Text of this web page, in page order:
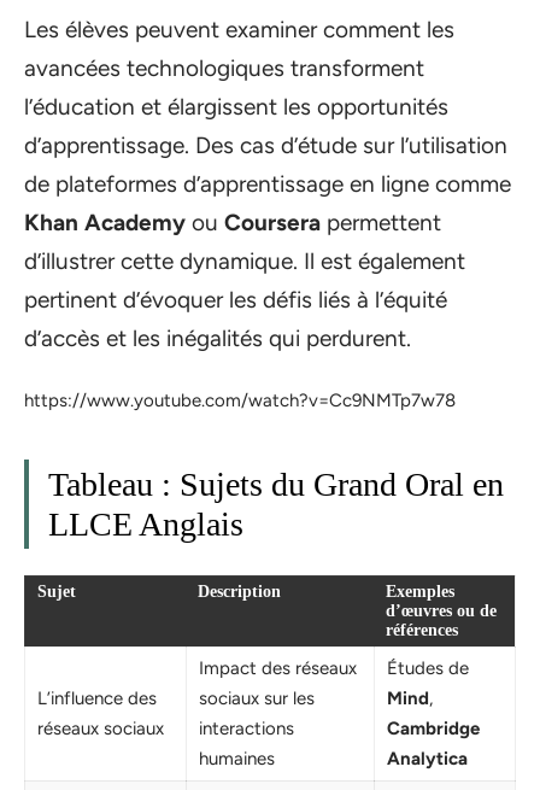
Les élèves peuvent examiner comment les
avancées technologiques transforment
l’éducation et élargissent les opportunités
d’apprentissage. Des cas d’étude sur l’utilisation
de plateformes d’apprentissage en ligne comme
Khan Academy ou Coursera permettent
d’illustrer cette dynamique. Il est également
pertinent d’évoquer les défis liés à l’équité
d’accès et les inégalités qui perdurent.
https://www.youtube.com/watch?v=Cc9NMTp7w78
Tableau : Sujets du Grand Oral en
LLCE Anglais
Sujet Description
Exemples
d’œuvres ou de
références
L’influence des
réseaux sociaux
Impact des réseaux
sociaux sur les
interactions
humaines
Études de
Mind,
Cambridge
Analytica